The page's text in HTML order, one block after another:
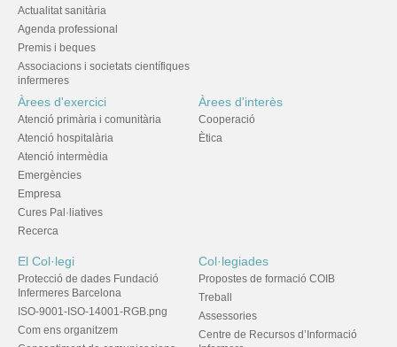
Actualitat sanitària
Agenda professional
Premis i beques
Associacions i societats científiques
infermeres
Àrees d'exercici
Atenció primària i comunitària
Atenció hospitalària
Atenció intermèdia
Emergències
Empresa
Cures Pal·liatives
Recerca
Àrees d'interès
Cooperació
Ètica
El Col·legi
Protecció de dades Fundació
Infermeres Barcelona
ISO-9001-ISO-14001-RGB.png
Com ens organitzem
Col·legiades
Propostes de formació COIB
Treball
Assessories
Centre de Recursos d’Informació